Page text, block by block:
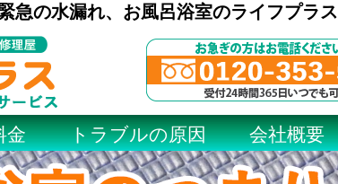
急の水漏れ、お風呂浴室のライフプラス
金 トラブルの原因 会社概要